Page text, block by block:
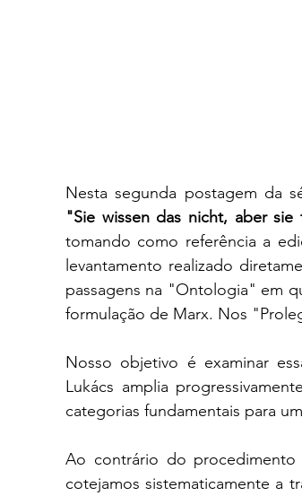
"Sie wissen das nicht, aber sie
tomando como referência a
levantamento realizado
passagens na "Ontologia" em
formulação de Marx. Nos
Nosso objetivo é examinar
Lukács amplia
categorias fundamentais para
Ao contrário do
cotejamos sistematicamente a